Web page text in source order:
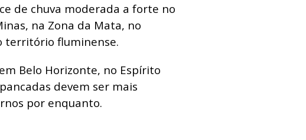
de chuva moderada a forte no
na Zona da Mata, no
território fluminense.
Belo Horizonte, no Espírito
devem ser mais
por enquanto.